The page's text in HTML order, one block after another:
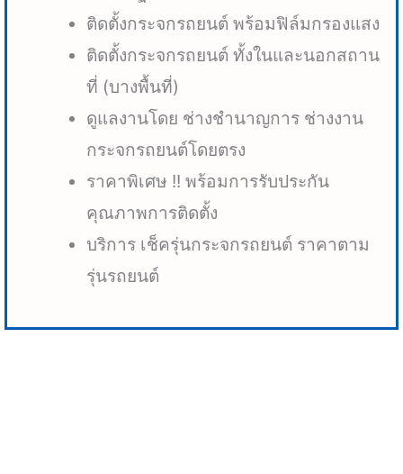
ติดตั้งกระจกรถยนต์ พร้อมฟิล์มกรองแสง
ติดตั้งกระจกรถยนต์ ทั้งในและนอกสถาน
ที่ (บางพื้นที่)
ดูแลงานโดย ช่างชำนาญการ ช่างงาน
กระจกรถยนต์โดยตรง
ราคาพิเศษ !! พร้อมการรับประกัน
คุณภาพการติดตั้ง
บริการ เช็ครุ่นกระจกรถยนต์ ราคาตาม
รุ่นรถยนต์